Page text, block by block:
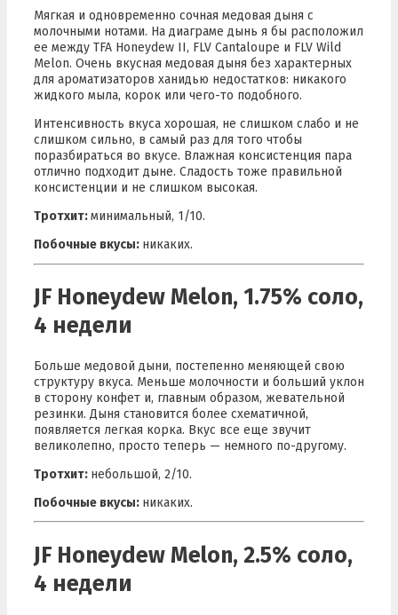
Мягкая и одновременно сочная медовая дыня с
молочными нотами. На диаграме дынь я бы расположил
ее между TFA Honeydew II, FLV Cantaloupe и FLV Wild
Melon. Очень вкусная медовая дыня без характерных
для ароматизаторов ханидью недостатков: никакого
жидкого мыла, корок или чего-то подобного.
Интенсивность вкуса хорошая, не слишком слабо и не
слишком сильно, в самый раз для того чтобы
поразбираться во вкусе. Влажная консистенция пара
отлично подходит дыне. Сладость тоже правильной
консистенции и не слишком высокая.
Тротхит:минимальный, 1/10.
Побочные вкусы: никаких.
JF Honeydew Melon, 1.75% соло,
4 недели
Больше медовой дыни, постепенно меняющей свою
структуру вкуса. Меньше молочности и больший уклон
в сторону конфет и, главным образом, жевательной
резинки. Дыня становится более схематичной,
появляется легкая корка. Вкус все еще звучит
великолепно, просто теперь — немного по-другому.
Тротхит: небольшой, 2/10.
Побочные вкусы: никаких.
JF Honeydew Melon, 2.5% соло,
4 недели